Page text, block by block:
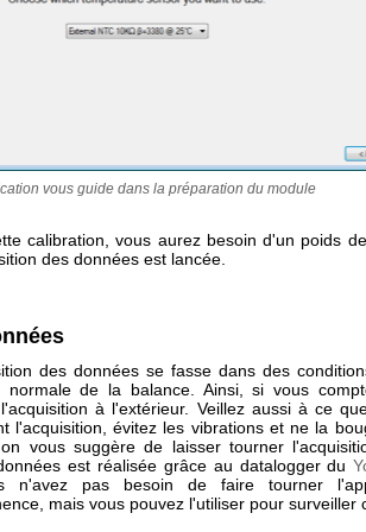
vous guide dans la préparation du module
calibration, vous aurez besoin d'un poids
des données est lancée.
des données se fasse dans des
normale de la balance. Ainsi, si vous
à l'extérieur. Veillez aussi à ce
l'acquisition, évitez les vibrations et ne la
vous suggère de laisser tourner
est réalisée grâce au datalogger du
n'avez pas besoin de faire tourner
mais vous pouvez l'utiliser pour surveiller